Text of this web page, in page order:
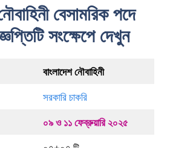
বেসামরিক পদে
সংক্ষেপে দেখুন
বাংলাদেশ নৌবাহিনী
সরকারি চাকরি
০৯ ও ১১ ফেব্রুয়ারি ২০২৫